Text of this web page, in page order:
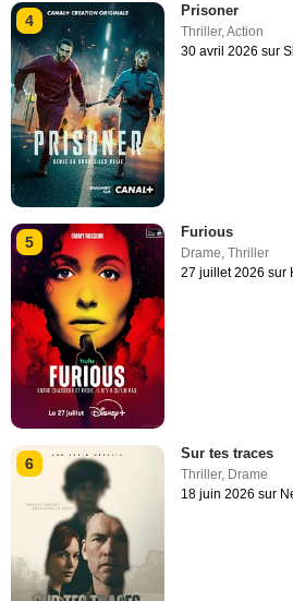
4
Prisoner
Thriller,Action
30 avril 2026 sur
5
Furious
Drame,Thriller
27 juillet 2026 sur
6
Sur tes traces
Thriller, Drame
18 juin 2026 sur